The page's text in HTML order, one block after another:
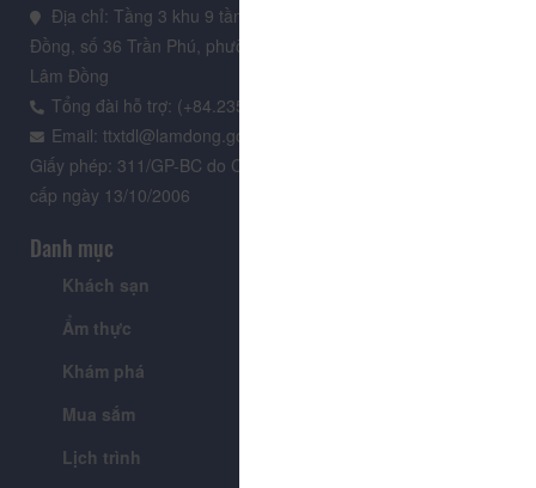
Địa chỉ: Tầng 3 khu 9 tầng, Trung tâm Hành chính tỉnh Lâm
Đồng, số 36 Trần Phú, phường Xuân Hương - Đà Lạt, tỉnh
Lâm Đồng
Tổng đài hỗ trợ: (+84.235) 3.916.961
Email: ttxtdl@lamdong.gov.vn
Giấy phép: 311/GP-BC do Cục Báo chí - Bộ Văn hóa Thông tin
cấp ngày 13/10/2006
Danh mục
Khách sạn
Ẩm thực
Khám phá
Mua sắm
Lịch trình